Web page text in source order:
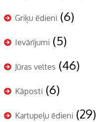
Griķu ēdieni (6)
Ievārījumi (5)
Jūras veltes (46)
Kāposti (6)
Kartupeļu ēdieni (29)